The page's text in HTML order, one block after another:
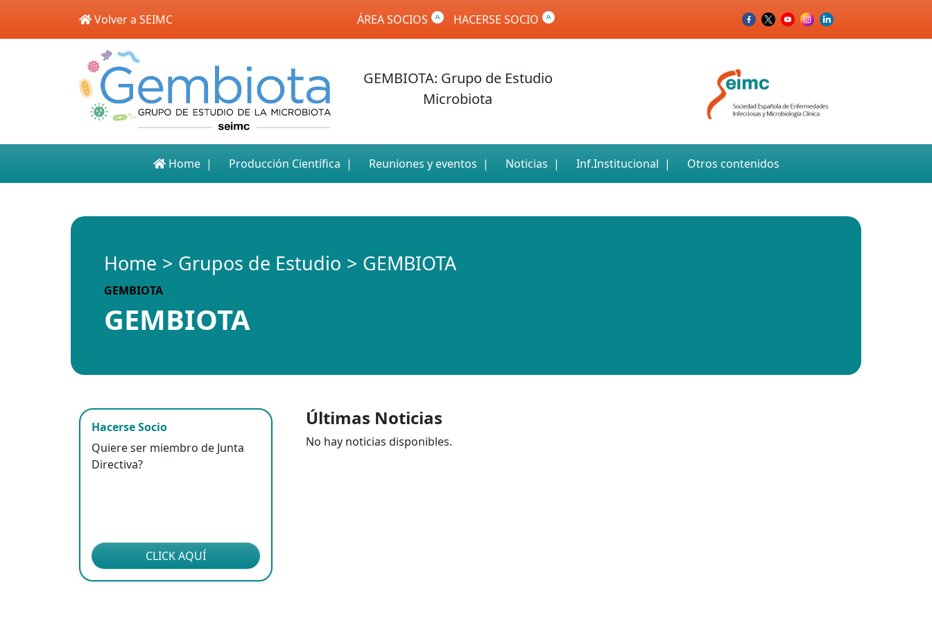
Volver a SEIMC ÁREA SOCIOS HACERSE SOCIO
GEMBIOTA: Grupo de Estudio
Microbiota
Home Producción Científica Reuniones y eventos Noticias Inf.Institucional Otros contenidos
Home Grupos de Estudio GEMBIOTA
GEMBIOTA
GEMBIOTA
Hacerse Socio
Quiere ser miembro de Junta
Directiva?
CLICK AQUÍ
Últimas Noticias
No hay noticias disponibles.